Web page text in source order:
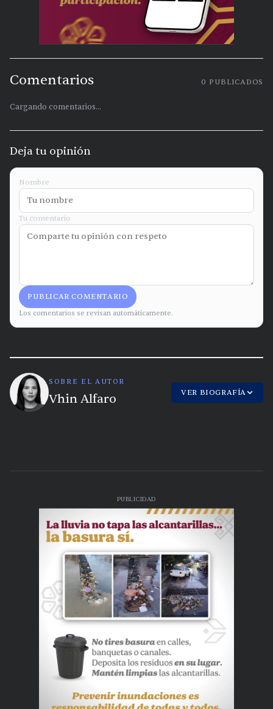
Comentarios 0 PUBLICADOS
Cargando comentarios...
Deja tu opinión
Nombre
Tu comentario
PUBLICAR COMENTARIO
Los comentarios se revisan automáticamente.
SOBRE EL AUTOR
Vhin Alfaro VER BIOGRAFÍA
PUBLICIDAD